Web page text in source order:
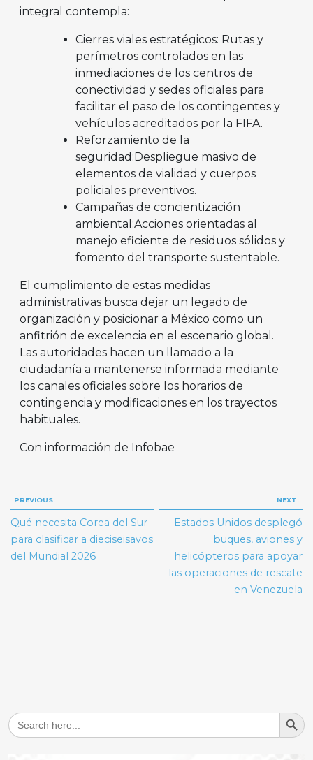
integral contempla:
Cierres viales estratégicos: Rutas y
perímetros controlados en las
inmediaciones de los centros de
conectividad y sedes oficiales para
facilitar el paso de los contingentes y
vehículos acreditados por la FIFA.
Reforzamiento de la
seguridad:Despliegue masivo de
elementos de vialidad y cuerpos
policiales preventivos.
Campañas de concientización
ambiental:Acciones orientadas al
manejo eficiente de residuos sólidos y
fomento del transporte sustentable.
El cumplimiento de estas medidas
administrativas busca dejar un legado de
organización y posicionar a México como un
anfitrión de excelencia en el escenario global.
Las autoridades hacen un llamado a la
ciudadanía a mantenerse informada mediante
los canales oficiales sobre los horarios de
contingencia y modificaciones en los trayectos
habituales.
Con información de Infobae
Navegación
de
entradas
PREVIOUS:
Qué necesita Corea del Sur
para clasificar a dieciseisavos
del Mundial 2026
NEXT:
Estados Unidos desplegó
buques, aviones y
helicópteros para apoyar
las operaciones de rescate
en Venezuela
Search
for:
Search